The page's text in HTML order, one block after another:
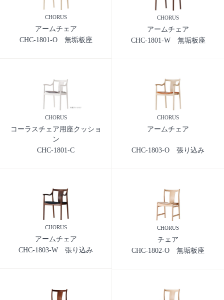
CHORUS
アームチェア
CHC-1801-O 無垢板座
CHORUS
アームチェア
CHC-1801-W 無垢板座
CHORUS
コーラスチェア用座クッショ
ン
CHC-1801-C
CHORUS
アームチェア
CHC-1803-O 張り込み
CHORUS
アームチェア
CHC-1803-W 張り込み
CHORUS
チェア
CHC-1802-O 無垢板座